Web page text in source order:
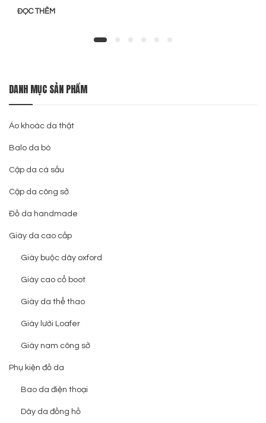
ĐỌC THÊM
DANH MỤC SẢN PHẨM
Áo khoác da thật
Balo da bò
Cặp da cá sấu
Cặp da công sở
Đồ da handmade
Giày da cao cấp
Giày buộc dây oxford
Giày cao cổ boot
Giày da thể thao
Giày lười Loafer
Giày nam công sở
Phụ kiện đồ da
Bao da điện thoại
Dây da đồng hồ